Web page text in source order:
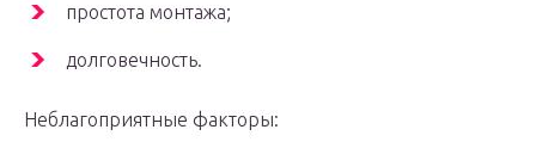
простота монтажа;
долговечность.
Неблагоприятные факторы: